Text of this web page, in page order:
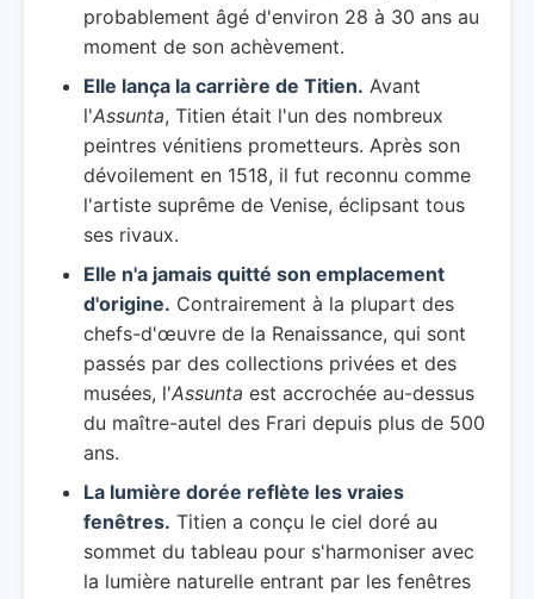
probablement âgé d'environ 28 à 30 ans au
moment de son achèvement.
Elle lança la carrière de Titien. Avant
l'Assunta, Titien était l'un des nombreux
peintres vénitiens prometteurs. Après son
dévoilement en 1518, il fut reconnu comme
l'artiste suprême de Venise, éclipsant tous
ses rivaux.
Elle n'a jamais quitté son emplacement
d'origine. Contrairement à la plupart des
chefs-d'œuvre de la Renaissance, qui sont
passés par des collections privées et des
musées, l'Assunta est accrochée au-dessus
du maître-autel des Frari depuis plus de 500
ans.
La lumière dorée reflète les vraies
fenêtres. Titien a conçu le ciel doré au
sommet du tableau pour s'harmoniser avec
la lumière naturelle entrant par les fenêtres